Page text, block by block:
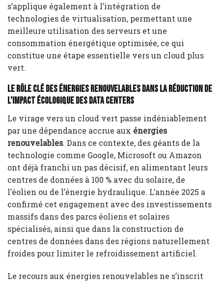
s’applique également à l’intégration de
technologies de virtualisation, permettant une
meilleure utilisation des serveurs et une
consommation énergétique optimisée, ce qui
constitue une étape essentielle vers un cloud plus
vert.
Le Rôle Clé des Énergies Renouvelables dans la Réduction de
l’Impact Écologique des Data Centers
Le virage vers un cloud vert passe indéniablement
par une dépendance accrue aux énergies
renouvelables. Dans ce contexte, des géants de la
technologie comme Google, Microsoft ou Amazon
ont déjà franchi un pas décisif, en alimentant leurs
centres de données à 100 % avec du solaire, de
l’éolien ou de l’énergie hydraulique. L’année 2025 a
confirmé cet engagement avec des investissements
massifs dans des parcs éoliens et solaires
spécialisés, ainsi que dans la construction de
centres de données dans des régions naturellement
froides pour limiter le refroidissement artificiel.
Le recours aux énergies renouvelables ne s’inscrit